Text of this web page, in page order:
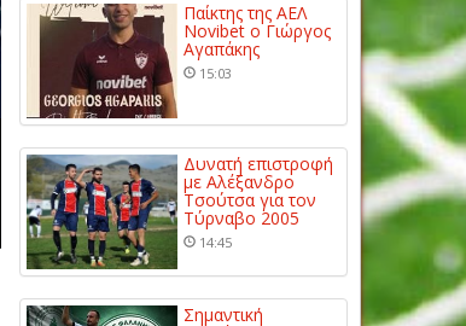
Παίκτης της ΑΕΛ
Novibet ο Γιώργος
Αγαπάκης
15:03
Δυνατή επιστροφή
με Αλέξανδρο
Τσούτσα για τον
Τύρναβο 2005
14:45
Σημαντική